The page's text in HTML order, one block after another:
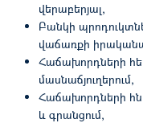
վերաբերյալ,
Բանկի
վաճառքի
Հաճախորդների
մասնաճյուղերում,
Հաճախորդների
և գրանցում,